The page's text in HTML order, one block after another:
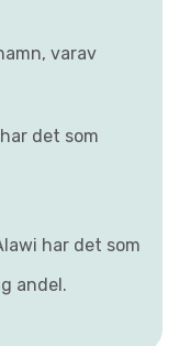
varav
har det som
har det som
andel.